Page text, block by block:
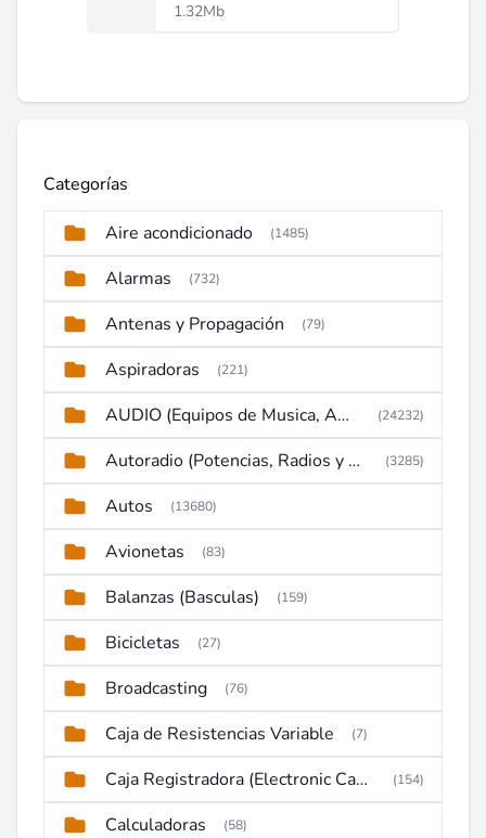
1.32Mb
Categorías
Aire acondicionado (1485)
Alarmas (732)
Antenas y Propagación (79)
Aspiradoras (221)
AUDIO (Equipos de Musica, Amplificadores, Reproductores, Etc) (24232)
Autoradio (Potencias, Radios y DVD) (3285)
Autos (13680)
Avionetas (83)
Balanzas (Basculas) (159)
Bicicletas (27)
Broadcasting (76)
Caja de Resistencias Variable (7)
Caja Registradora (Electronic Cash Register) (154)
Calculadoras (58)